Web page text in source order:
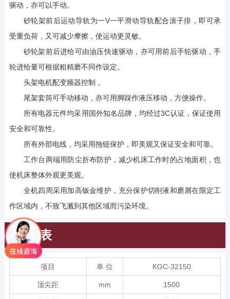
驱动，亦可以手动。
砂轮架前后运动导轨为一V一平滑动导轨配合滚子排，即可承
受重负荷，又可减少摩擦，使运动更灵敏。
砂轮架前后进给可由油压快速驱动，亦可用前后手轮驱动，手
轮进给量可根据粗精磨不同作设定。
头架电机配变频器控制 。
尾架套筒可手动移动，亦可用脚踩作液压移动，方便操作。
所有电器元件均采用国外知名品牌，均经过3C认证，保证使用
安全和可靠性。
所有外部电线，均采用拖链保护，即美观又保证安全和可靠。
工作台两端用防尘折布防护，减少机床工作时的占地面积，也
使机床整体外观更美观。
全机四周采用加高钣金维护，充分保护切削液和磨屑在限定工
作区域内，不致飞溅到其他区域而污染环境。
规格表
项目 单 位 KGC-32150
顶尖距 mm 1500